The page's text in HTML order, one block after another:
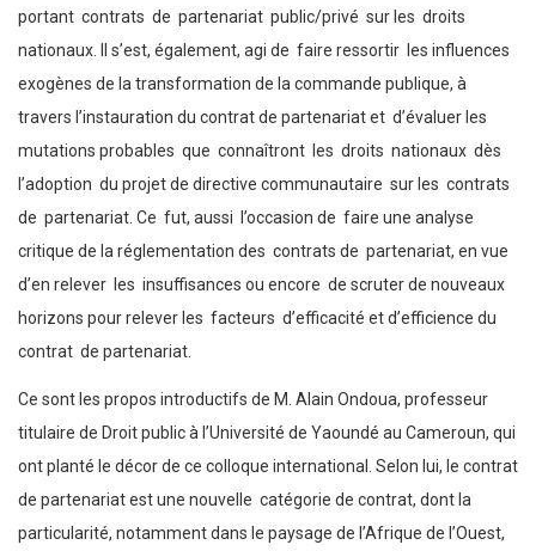
portant contrats de partenariat public/privé sur les droits
nationaux. Il s’est, également, agi de faire ressortir les influences
exogènes de la transformation de la commande publique, à
travers l’instauration du contrat de partenariat et d’évaluer les
mutations probables que connaîtront les droits nationaux dès
l’adoption du projet de directive communautaire sur les contrats
de partenariat. Ce fut, aussi l’occasion de faire une analyse
critique de la réglementation des contrats de partenariat, en vue
d’en relever les insuffisances ou encore de scruter de nouveaux
horizons pour relever les facteurs d’efficacité et d’efficience du
contrat de partenariat.
Ce sont les propos introductifs de M. Alain Ondoua, professeur
titulaire de Droit public à l’Université de Yaoundé au Cameroun, qui
ont planté le décor de ce colloque international. Selon lui, le contrat
de partenariat est une nouvelle catégorie de contrat, dont la
particularité, notamment dans le paysage de l’Afrique de l’Ouest,